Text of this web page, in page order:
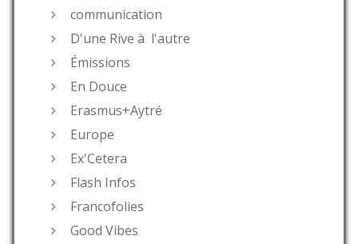
communication
D'une Rive à l'autre
Émissions
En Douce
Erasmus+Aytré
Europe
Ex'Cetera
Flash Infos
Francofolies
Good Vibes